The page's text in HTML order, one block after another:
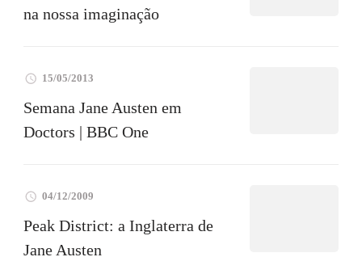
na nossa imaginação
15/05/2013
Semana Jane Austen em
Doctors | BBC One
04/12/2009
Peak District: a Inglaterra de
Jane Austen